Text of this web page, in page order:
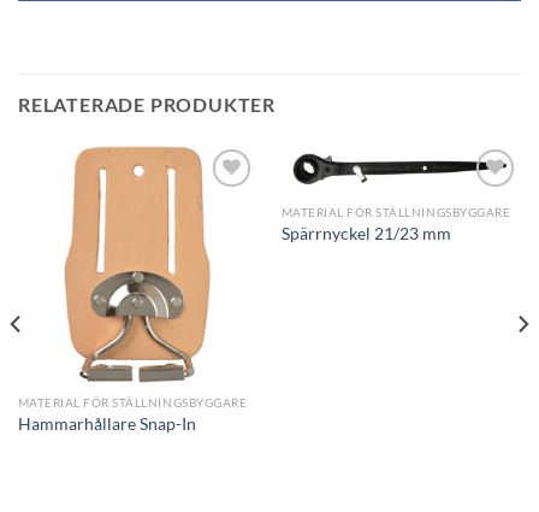
RELATERADE PRODUKTER
Add to
MATERIAL FÖR STÄLLNINGSBYGGARE
Hammarhållare Snap-In
wishlist
MATERIAL FÖR STÄLLNINGSBYGGARE
Spärrnyckel 21/23 mm